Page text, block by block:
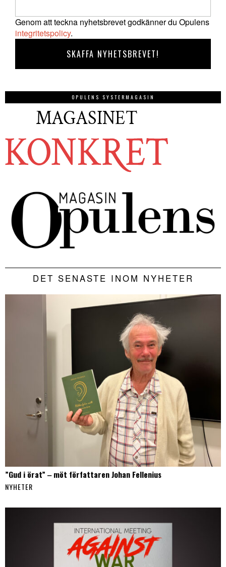
Genom att teckna nyhetsbrevet godkänner du Opulens
integritetspolicy.
OPULENS SYSTERMAGASIN
DET SENASTE INOM NYHETER
”Gud i örat” ‒ möt författaren Johan Fellenius
NYHETER